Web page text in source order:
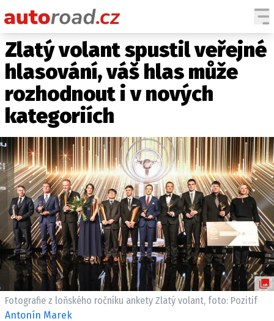
AUTA
TESTY AUT
NOVINKY
HISTORIE
ZAJÍMAVOSTI
TECHNIKA
EKONOMIKA
ČESKÝ TRH
TUNING
PROFI
ELEKTRO
Zlatý volant spustil veřejné
hlasování, váš hlas může
rozhodnout i v nových
kategoriích
Fotografie z loňského ročníku ankety Zlatý volant, foto: Pozitif
Antonín Marek